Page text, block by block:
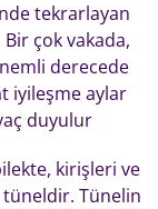
tekrarlayan
çok vakada,
derecede
iyileşme aylar
duyulur
kirişleri ve
Tünelin